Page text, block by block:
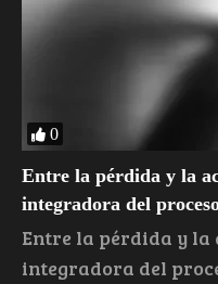
0
Entre la pérdida y la
integradora del
Entre la pérdida y
integradora del